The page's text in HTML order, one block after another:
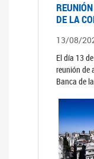
DE LA
13/08/
El día 13
reunión de
Banca de